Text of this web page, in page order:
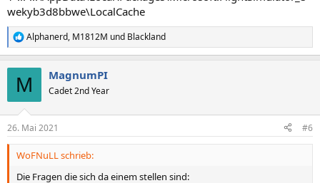
wekyb3d8bbwe\LocalCache
R
e
e
n
Alphanerd, M1812M und Blackland
M MagnumPI
Cadet 2nd Year
26. Mai 2021 #6
WoFNuLL schrieb:
Die Fragen die sich da einem stellen sind: